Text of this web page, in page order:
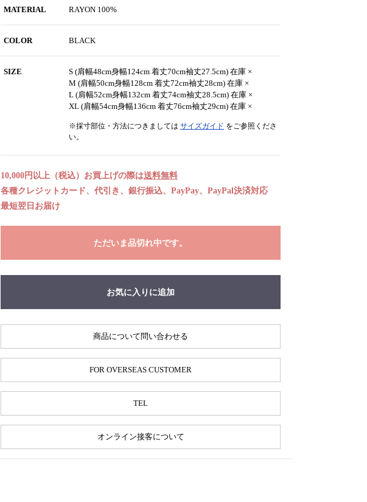
MATERIAL RAYON 100%
COLOR BLACK
SIZE
S (肩幅48cm身幅124cm 着丈70cm袖丈27.5cm) 在庫 ×
M (肩幅50cm身幅128cm 着丈72cm袖丈28cm) 在庫 ×
L (肩幅52cm身幅132cm 着丈74cm袖丈28.5cm) 在庫 ×
XL (肩幅54cm身幅136cm 着丈76cm袖丈29cm) 在庫 ×
※採寸部位・方法につきましては サイズガイド をご参照くださ
い。
10,000円以上（税込）お買上げの際は送料無料
各種クレジットカード、代引き、銀行振込、PayPay、PayPal決済対応
最短翌日お届け
ただいま品切れ中です。
お気に入りに追加
商品について問い合わせる
FOR OVERSEAS CUSTOMER
TEL
オンライン接客について